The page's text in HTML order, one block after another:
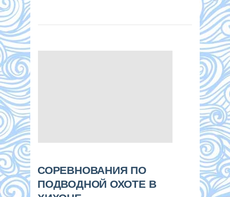
СОРЕВНОВАНИЯ ПО
ПОДВОДНОЙ ОХОТЕ В